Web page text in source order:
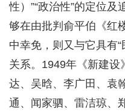
性）”“政治性”的定位
够在由批判俞平伯《红
中幸免，则又与它具有
关系。1949年《新建设
达、吴晗、李广田、袁
通、闻家驷、雷洁琼、